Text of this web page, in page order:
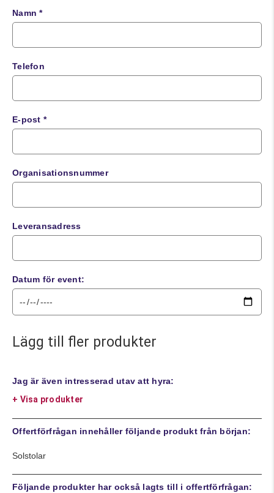
Namn *
Telefon
E-post *
Organisationsnummer
Leveransadress
Datum för event:
Lägg till fler produkter
Jag är även intresserad utav att hyra:
+ Visa produkter
Offertförfrågan innehåller följande produkt från början:
Solstolar
Följande produkter har också lagts till i offertförfrågan: